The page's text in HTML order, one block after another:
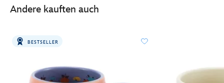
Andere kauften auch
BESTSELLER